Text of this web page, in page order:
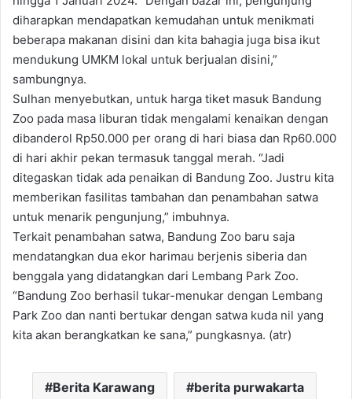
diharapkan mendapatkan kemudahan untuk menikmati
beberapa makanan disini dan kita bahagia juga bisa ikut
mendukung UMKM lokal untuk berjualan disini,”
sambungnya.
Sulhan menyebutkan, untuk harga tiket masuk Bandung
Zoo pada masa liburan tidak mengalami kenaikan dengan
dibanderol Rp50.000 per orang di hari biasa dan Rp60.000
di hari akhir pekan termasuk tanggal merah. “Jadi
ditegaskan tidak ada penaikan di Bandung Zoo. Justru kita
memberikan fasilitas tambahan dan penambahan satwa
untuk menarik pengunjung,” imbuhnya.
Terkait penambahan satwa, Bandung Zoo baru saja
mendatangkan dua ekor harimau berjenis siberia dan
benggala yang didatangkan dari Lembang Park Zoo.
“Bandung Zoo berhasil tukar-menukar dengan Lembang
Park Zoo dan nanti bertukar dengan satwa kuda nil yang
kita akan berangkatkan ke sana,” pungkasnya. (atr)
Berita Karawang berita purwakarta